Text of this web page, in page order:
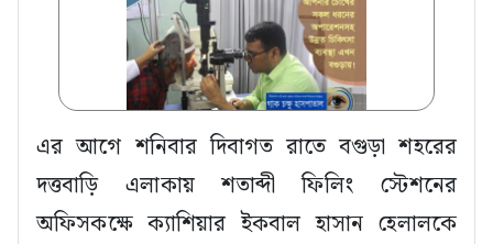
এর আগে শনিবার দিবাগত রাতে বগুড়া শহরের
দত্তবাড়ি এলাকায় শতাব্দী ফিলিং স্টেশনের
অফিসকক্ষে ক্যাশিয়ার ইকবাল হাসান হেলালকে